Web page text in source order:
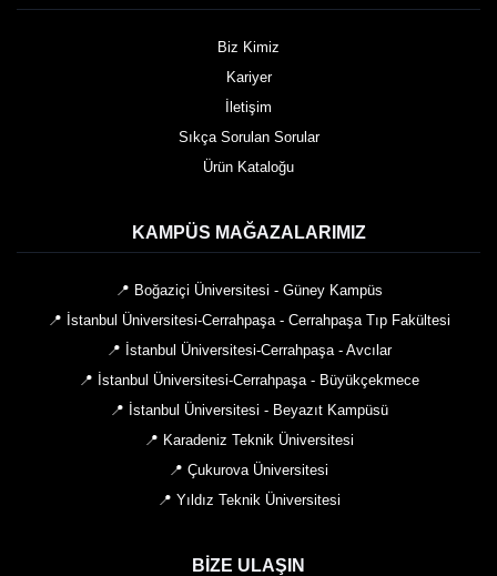
Biz Kimiz
Kariyer
İletişim
Sıkça Sorulan Sorular
Ürün Kataloğu
KAMPÜS MAĞAZALARIMIZ
📍 Boğaziçi Üniversitesi - Güney Kampüs
📍 İstanbul Üniversitesi-Cerrahpaşa - Cerrahpaşa Tıp Fakültesi
📍 İstanbul Üniversitesi-Cerrahpaşa - Avcılar
📍 İstanbul Üniversitesi-Cerrahpaşa - Büyükçekmece
📍 İstanbul Üniversitesi - Beyazıt Kampüsü
📍 Karadeniz Teknik Üniversitesi
📍 Çukurova Üniversitesi
📍 Yıldız Teknik Üniversitesi
BIZE ULAŞIN